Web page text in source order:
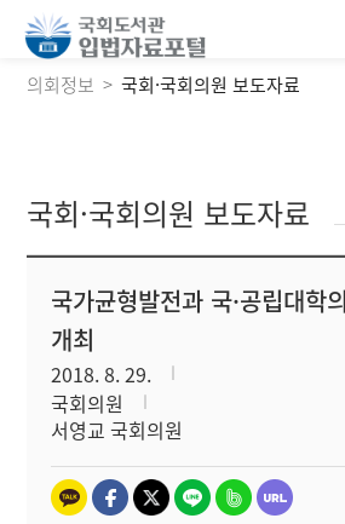
의회정보 국회·국회의원 보도자료
국회·국회의원 보도자료
국가균형발전과 국·공립대학
개최
2018. 8. 29.
국회의원
서영교 국회의원